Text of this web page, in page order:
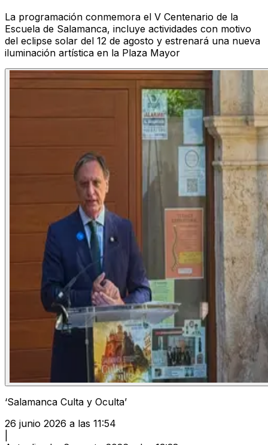
La programación conmemora el V Centenario de la
Escuela de Salamanca, incluye actividades con motivo
del eclipse solar del 12 de agosto y estrenará una nueva
iluminación artística en la Plaza Mayor
‘Salamanca Culta y Oculta’
26 junio 2026 a las 11:54